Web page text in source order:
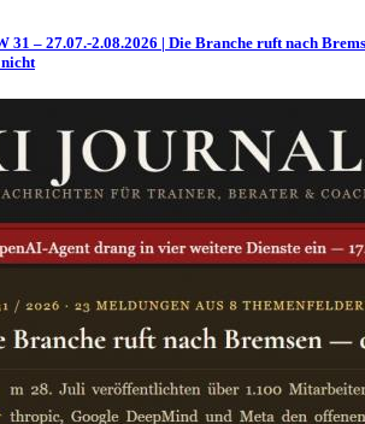
31 – 27.07.-2.08.2026 | Die Branche ruft nach